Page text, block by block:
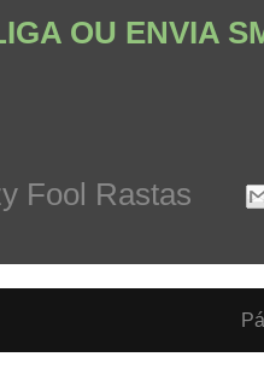
OU ENVIA
Fool Rastas